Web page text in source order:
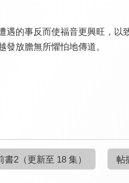
遇的事反而使福音更興旺，
放膽無所懼怕地傳道。
書2 （更新至 18 集） 帖